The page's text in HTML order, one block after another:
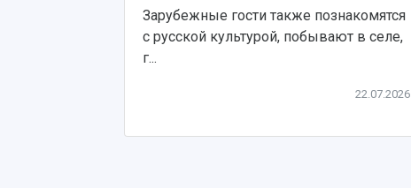
Зарубежные гости также познакомятся
с русской культурой, побывают в селе,
г...
22.07.2026